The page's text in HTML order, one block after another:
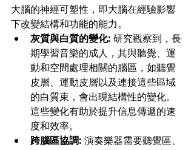
大腦的神經可塑性，即大腦在經驗影響
下改變結構和功能的能力。
灰質與白質的變化: 研究觀察到，長
期學習音樂的成人，其與聽覺、運
動和空間處理相關的腦區，如聽覺
皮層、運動皮層以及連接這些區域
的白質束，會出現結構性的變化。
這些變化有助於提升信息傳遞的速
度和效率。
跨腦區協調: 演奏樂器需要聽覺區、